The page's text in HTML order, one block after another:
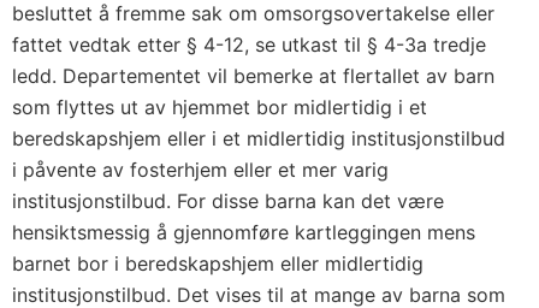
besluttet å fremme sak om omsorgsovertakelse eller
fattet vedtak etter § 4-12, se utkast til § 4-3a tredje
ledd. Departementet vil bemerke at flertallet av barn
som flyttes ut av hjemmet bor midlertidig i et
beredskapshjem eller i et midlertidig institusjonstilbud
i påvente av fosterhjem eller et mer varig
institusjonstilbud. For disse barna kan det være
hensiktsmessig å gjennomføre kartleggingen mens
barnet bor i beredskapshjem eller midlertidig
institusjonstilbud. Det vises til at mange av barna som